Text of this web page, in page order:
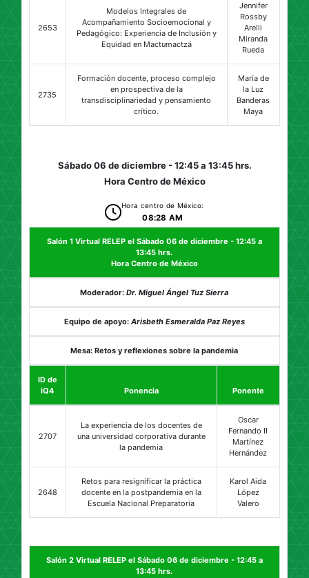
2653
Modelos Integrales de
Acompañamiento Socioemocional y
Pedagógico: Experiencia de Inclusión y
Equidad en Mactumactzá
Jennifer
Rossby
Arelli
Miranda
Rueda
2735
Formación docente, proceso complejo
en prospectiva de la
transdisciplinariedad y pensamiento
crítico.
María de
la Luz
Banderas
Maya
Sábado 06 de diciembre - 12:45 a 13:45 hrs.
Hora Centro de México
Hora centro de México:
08:28 AM
Salón 1 Virtual RELEP el Sábado 06 de diciembre - 12:45 a
13:45 hrs.
Hora Centro de México
Moderador:Dr. Miguel Ángel Tuz Sierra
Equipo de apoyo: Arisbeth Esmeralda Paz Reyes
Mesa: Retos y reflexiones sobre la pandemia
ID de
iQ4
Ponencia Ponente
2707
La experiencia de los docentes de
una universidad corporativa durante
la pandemia
Oscar
Fernando II
Martínez
Hernández
2648
Retos para resignificar la práctica
docente en la postpandemia en la
Escuela Nacional Preparatoria
Karol Aida
López
Valero
Salón 2 Virtual RELEP el Sábado 06 de diciembre - 12:45 a
13:45 hrs.